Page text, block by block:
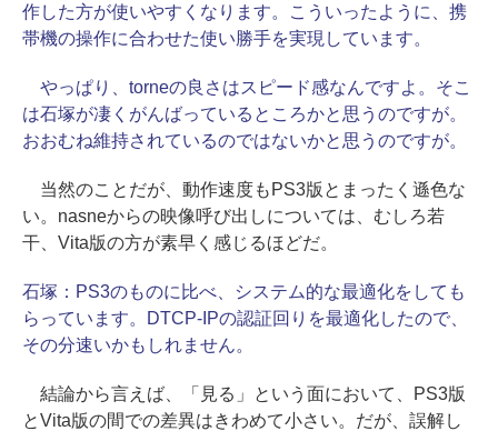
作した方が使いやすくなります。こういったように、携
帯機の操作に合わせた使い勝手を実現しています。
やっぱり、torneの良さはスピード感なんですよ。そこ
は石塚が凄くがんばっているところかと思うのですが。
おおむね維持されているのではないかと思うのですが。
当然のことだが、動作速度もPS3版とまったく遜色な
い。nasneからの映像呼び出しについては、むしろ若
干、Vita版の方が素早く感じるほどだ。
石塚： PS3のものに比べ、システム的な最適化をしても
らっています。DTCP-IPの認証回りを最適化したので、
その分速いかもしれません。
結論から言えば、「見る」という面において、PS3版
とVita版の間での差異はきわめて小さい。だが、誤解し